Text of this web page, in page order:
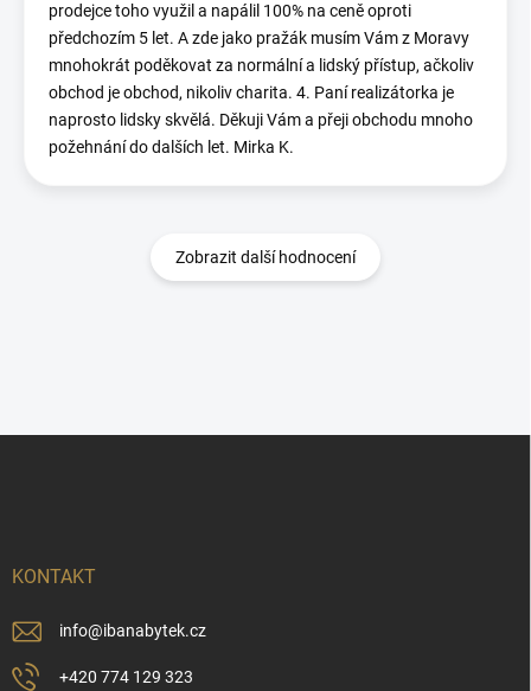
prodejce toho využil a napálil 100% na ceně oproti
předchozím 5 let. A zde jako pražák musím Vám z Moravy
mnohokrát poděkovat za normální a lidský přístup, ačkoliv
obchod je obchod, nikoliv charita. 4. Paní realizátorka je
naprosto lidsky skvělá. Děkuji Vám a přeji obchodu mnoho
požehnání do dalších let. Mirka K.
Zobrazit další hodnocení
KONTAKT
info@ibanabytek.cz
+420 774 129 323